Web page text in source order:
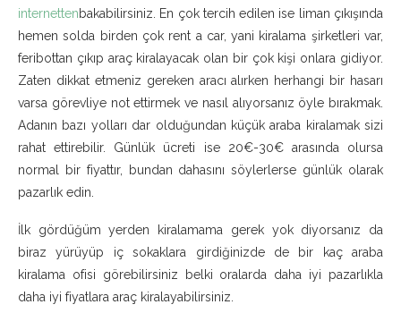
internettenbakabilirsiniz. En çok tercih edilen ise liman çıkışında
hemen solda birden çok rent a car, yani kiralama şirketleri var,
feribottan çıkıp araç kiralayacak olan bir çok kişi onlara gidiyor.
Zaten dikkat etmeniz gereken aracı alırken herhangi bir hasarı
varsa görevliye not ettirmek ve nasıl alıyorsanız öyle bırakmak.
Adanın bazı yolları dar olduğundan küçük araba kiralamak sizi
rahat ettirebilir. Günlük ücreti ise 20€-30€ arasında olursa
normal bir fiyattır, bundan dahasını söylerlerse günlük olarak
pazarlık edin.
İlk gördüğüm yerden kiralamama gerek yok diyorsanız da
biraz yürüyüp iç sokaklara girdiğinizde de bir kaç araba
kiralama ofisi görebilirsiniz belki oralarda daha iyi pazarlıkla
daha iyi fiyatlara araç kiralayabilirsiniz.